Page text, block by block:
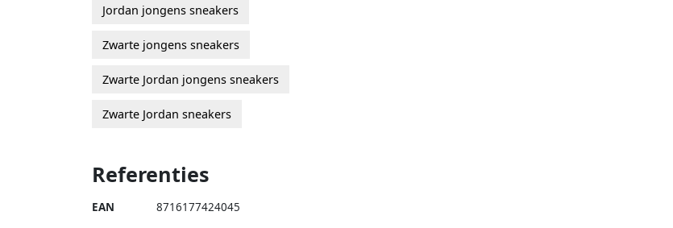
Jordan jongens sneakers
Zwarte jongens sneakers
Zwarte Jordan jongens sneakers
Zwarte Jordan sneakers
Referenties
EAN 8716177424045